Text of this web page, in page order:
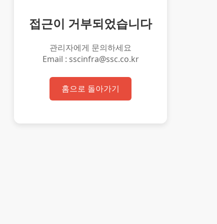
접근이 거부되었습니다
관리자에게 문의하세요
Email : sscinfra@ssc.co.kr
홈으로 돌아가기